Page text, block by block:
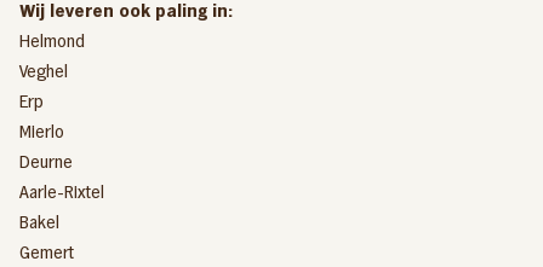
Wij leveren ook paling in:
Helmond
Veghel
Erp
Mierlo
Deurne
Aarle-Rixtel
Bakel
Gemert